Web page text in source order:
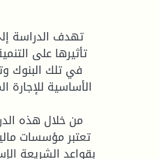
تهدف الدراسة
تأثيرها على
في تلك البنوك
الأساسية للإجارة
من خلال هذه
تعتبر مؤسسات
بقواعد الشريعة